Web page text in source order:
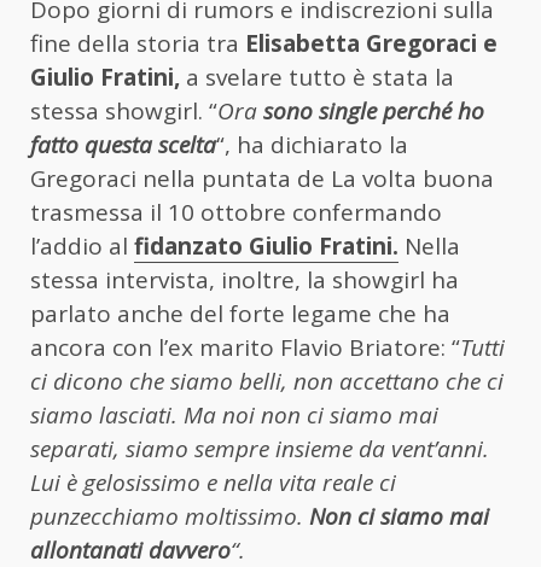
Dopo giorni di rumors e indiscrezioni sulla
fine della storia tra Elisabetta Gregoraci e
Giulio Fratini, a svelare tutto è stata la
stessa showgirl. “Orasono single perché ho
fatto questa scelta“, ha dichiarato la
Gregoraci nella puntata de La volta buona
trasmessa il 10 ottobre confermando
l’addio al fidanzato Giulio Fratini. Nella
stessa intervista, inoltre, la showgirl ha
parlato anche del forte legame che ha
ancora con l’ex marito Flavio Briatore: “Tutti
ci dicono che siamo belli, non accettano che ci
siamo lasciati. Ma noi non ci siamo mai
separati, siamo sempre insieme da vent’anni.
Lui è gelosissimo e nella vita reale ci
punzecchiamo moltissimo. Non ci siamo mai
allontanati davvero“.